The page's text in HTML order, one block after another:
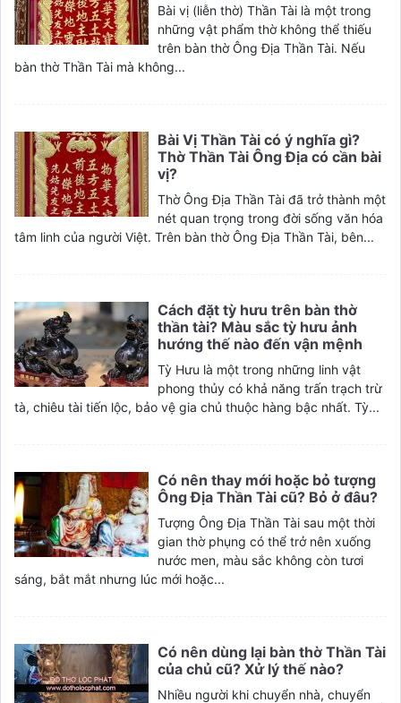
Bài vị (liễn thờ) Thần Tài là một trong
những vật phẩm thờ không thể thiếu
trên bàn thờ Ông Địa Thần Tài. Nếu
bàn thờ Thần Tài mà không...
Bài Vị Thần Tài có ý nghĩa gì?
Thờ Thần Tài Ông Địa có cần bài
vị?
Thờ Ông Địa Thần Tài đã trở thành một
nét quan trọng trong đời sống văn hóa
tâm linh của người Việt. Trên bàn thờ Ông Địa Thần Tài, bên...
Cách đặt tỳ hưu trên bàn thờ
thần tài? Màu sắc tỳ hưu ảnh
hướng thế nào đến vận mệnh
Tỳ Hưu là một trong những linh vật
phong thủy có khả năng trấn trạch trừ
tà, chiêu tài tiến lộc, bảo vệ gia chủ thuộc hàng bậc nhất. Tỳ...
Có nên thay mới hoặc bỏ tượng
Ông Địa Thần Tài cũ? Bỏ ở đâu?
Tượng Ông Địa Thần Tài sau một thời
gian thờ phụng có thể trở nên xuống
nước men, màu sắc không còn tươi
sáng, bắt mắt nhưng lúc mới hoặc...
Có nên dùng lại bàn thờ Thần Tài
của chủ cũ? Xử lý thế nào?
Nhiều người khi chuyển nhà, chuyển